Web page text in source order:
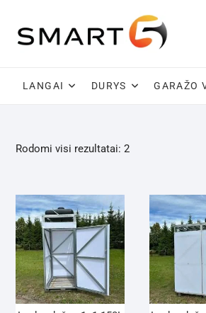
content
LANGAI DURYS GARAŽO
Rodomi visi rezultatai: 2